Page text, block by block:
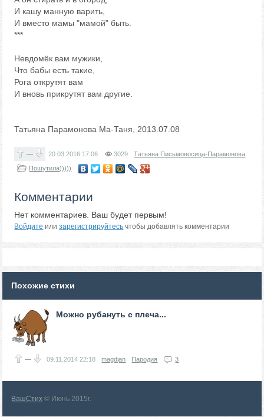
И кашу манную варить,
И вместо мамы "мамой" быть.
***
Невдомёк вам мужики,
Что бабы есть такие,
Рога открутят вам
И вновь прикрутят вам другие.
Татьяна Парамонова Ма-Таня, 2013.07.08
— 20.03.2016 17:06 3029
Татьяна Письмоносица-Парамонова
Пошутила)))))
Комментарии
Нет комментариев. Ваш будет первым!
Войдите илизарегистрируйтесь чтобы добавлять комментарии
Похожие стихи
Можно рубануть с плеча...
— 09.11.201422:18 magdjan Пародия 3
ВашСтих © Июнь 2015г.